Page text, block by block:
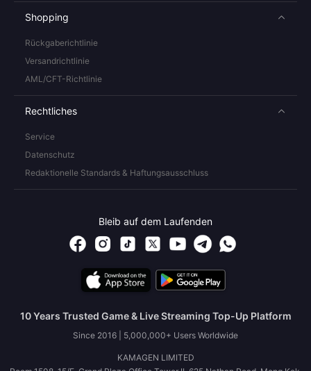
Shopping
Rückgaberichtlinie
Versandrichtlinie
AML/CFT-Richtlinie
Rechtliches
Service
Datenschutz
Redaktionelle Standards & Haftungsausschluss
Bleib auf dem Laufenden
10 Years Trusted Game & Live Streaming Top-Up Platform
Since 2016 | 5,000,000+ Users Worldwide
KAMAGEN LIMITED